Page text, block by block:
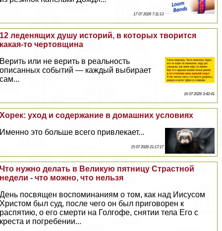
17 07 2026 7:11:13
12 леденящих душу историй, в которых творится
какая-то чертовщина
Верить или не верить в реальность
описанных событий — каждый выбирает
сам...
16 07 2026 3:42:41
Хорек: уход и содержание в домашних условиях
Именно это больше всего привлекает...
15 07 2026 21:17:17
Что нужно делать в Великую пятницу Страстной
недели - что можно, что нельзя
День посвящен воспоминаниям о том, как над Иисусом
Христом был суд, после чего он был приговорен к
распятию, о его cмepти на Голгофе, снятии тела Его с
креста и погребении...